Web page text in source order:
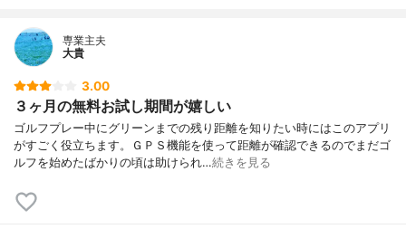
専業主夫
大貴
3.00
３ヶ月の無料お試し期間が嬉しい
ゴルフプレー中にグリーンまでの残り距離を知りたい時にはこのアプリ
がすごく役立ちます。ＧＰＳ機能を使って距離が確認できるのでまだゴ
ルフを始めたばかりの頃は助けられ…続きを見る